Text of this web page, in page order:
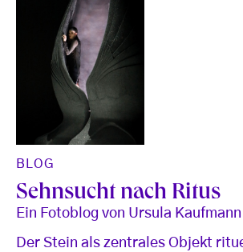
BLOG
Sehnsucht nach Ritus
Ein Fotoblog von Ursula Kaufmann
Der Stein als zentrales Objekt